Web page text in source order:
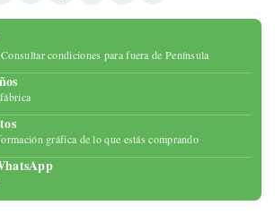
condiciones para fuera de Península
gráfica de lo que estás comprando